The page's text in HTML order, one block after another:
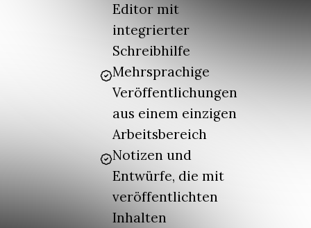
Editor mit
integrierter
Schreibhilfe
Mehrsprachige
Veröffentlichungen
aus einem einzigen
Arbeitsbereich
Notizen und
Entwürfe, die mit
veröffentlichten
Inhalten